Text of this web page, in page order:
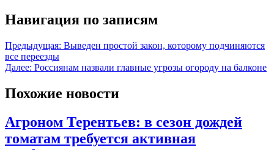
Навигация по записям
Предыдущая: Выведен простой закон, которому подчиняются
все переезды
Далее: Россиянам назвали главные угрозы огороду на балконе
Похожие новости
Агроном Терентьев: в сезон дождей
томатам требуется активная